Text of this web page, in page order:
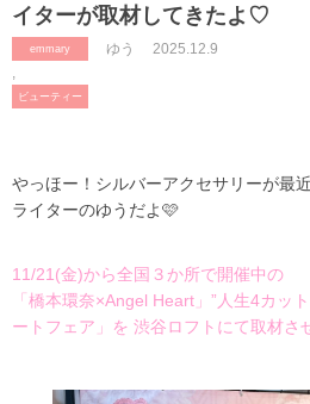
イターが取材してきたよ♡
emmary
,
ビューティー
ゆう 2025.12.9
やっほー！シルバーアクセサリーが最
ライターのゆうだよ🩷
11/21(金)から全国３か所で開催中の
「橋本環奈×Angel Heart」”人生4カッ
ートフェア」を 渋谷ロフトにて取材さ